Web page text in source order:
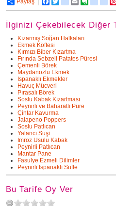
Paylaş Facebook
Twitterdelicious
Email Evernote
İlginizi Çekebilecek Diğer
Kızarmış Soğan Halkaları
Ekmek Köftesi
Kırmızı Biber Kızartma
Fırında Sebzeli Patates Püresi
Çemenli Börek
Maydanozlu Ekmek
Ispanaklı Ekmekler
Havuç Mücveri
Pırasalı Börek
Soslu Kabak Kızartması
Peynirli ve Baharatlı Püre
Çintar Kavurma
Jalapeno Poppers
Soslu Patlıcan
Yalancı Suşi
İmroz Usulu Kabak
Peynirli Patlıcan
Mantar Pane
Fasulye Ezmeli Dilimler
Peynirli Ispanaklı Sufle
Bu Tarife Oy Ver